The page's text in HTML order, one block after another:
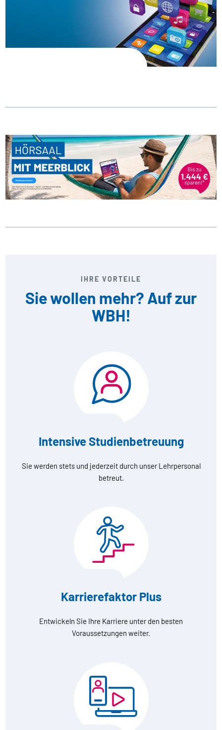
IHRE VORTEILE
Sie wollen mehr? Auf zur
WBH!
Intensive Studienbetreuung
Sie werden stets und jederzeit durch unser Lehrpersonal
betreut.
Karrierefaktor Plus
Entwickeln Sie Ihre Karriere unter den besten
Voraussetzungen weiter.